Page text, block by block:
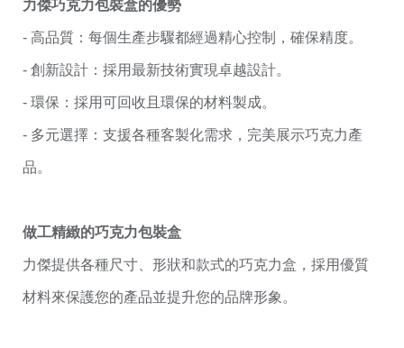
力傑巧克力包裝盒的優勢
- 高品質：每個生產步驟都經過精心控制，確保精度。
- 創新設計：採用最新技術實現卓越設計。
- 環保：採用可回收且環保的材料製成。
- 多元選擇：支援各種客製化需求，完美展示巧克力產
品。
做工精緻的巧克力包裝盒
力傑提供各種尺寸、形狀和款式的巧克力盒，採用優質
材料來保護您的產品並提升您的品牌形象。